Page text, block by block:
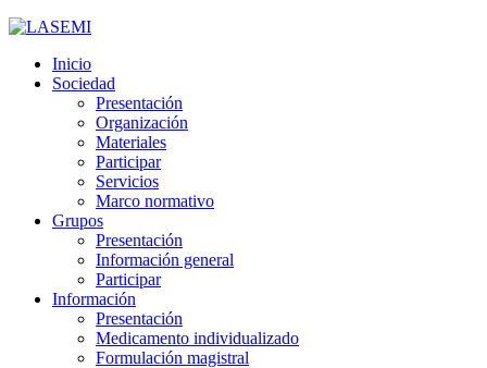
Inicio
Sociedad
Presentación
Organización
Materiales
Participar
Servicios
Marco normativo
Grupos
Presentación
Información general
Participar
Información
Presentación
Medicamento individualizado
Formulación magistral